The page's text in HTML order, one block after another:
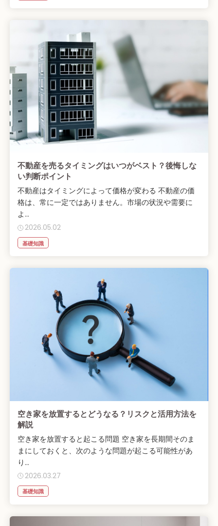
不動産を売るタイミングはいつがベスト？後悔しな
い判断ポイント
不動産はタイミングによって価格が変わる 不動産の価
格は、常に一定ではありません。市場の状況や需要に
よ...
2026.05.02
基礎知識
空き家を放置するとどうなる？リスクと活用方法を
解説
空き家を放置すると起こる問題 空き家を長期間そのま
まにしておくと、次のような問題が起こる可能性があ
り...
2026.03.27
基礎知識